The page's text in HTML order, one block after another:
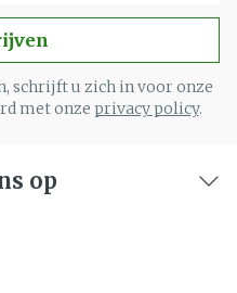
schrijft u zich in voor onze
met onze privacy policy.
op